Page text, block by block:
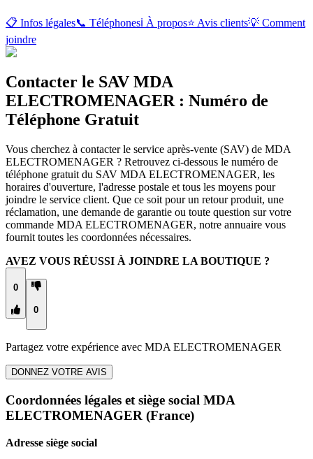
📋 Infos légales📞 Téléphonesℹ️ À propos⭐ Avis clients💡 Comment
joindre
Contacter le SAV MDA
ELECTROMENAGER : Numéro de
Téléphone Gratuit
Vous cherchez à contacter le service après-vente (SAV) de MDA
ELECTROMENAGER ? Retrouvez ci-dessous le numéro de
téléphone gratuit du SAV MDA ELECTROMENAGER, les
horaires d'ouverture, l'adresse postale et tous les moyens pour
joindre le service client. Que ce soit pour un retour produit, une
réclamation, une demande de garantie ou toute question sur votre
commande MDA ELECTROMENAGER, notre annuaire vous
fournit toutes les coordonnées nécessaires.
AVEZ VOUS RÉUSSI À JOINDRE LA BOUTIQUE ?
0
0
Partagez votre expérience avec MDA ELECTROMENAGER
DONNEZ VOTRE AVIS
Coordonnées légales et siège social MDA
ELECTROMENAGER (France)
Adresse siège social